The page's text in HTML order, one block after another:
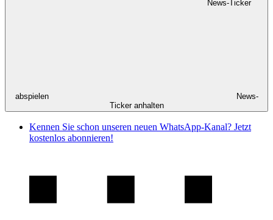
News-Ticker
abspielen
News-
Ticker anhalten
Kennen Sie schon unseren neuen WhatsApp-Kanal? Jetzt
kostenlos abonnieren!